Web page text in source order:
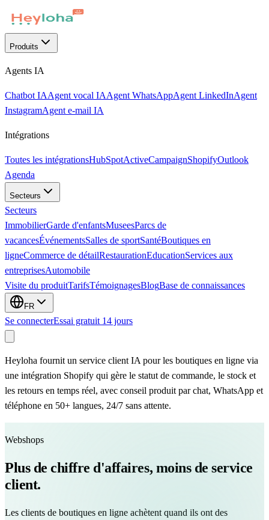
Produits
Agents IA
Chatbot IAAgent vocal IAAgent WhatsAppAgent LinkedInAgent
InstagramAgent e-mail IA
Intégrations
Toutes les intégrationsHubSpotActiveCampaignShopifyOutlook
Agenda
Secteurs
Secteurs
ImmobilierGarde d'enfantsMuseesParcs de
vacancesÉvénementsSalles de sportSantéBoutiques en
ligneCommerce de détailRestaurationEducationServices aux
entreprisesAutomobile
Visite du produitTarifsTémoignagesBlogBase de connaissances
FR
Se connecterEssai gratuit 14 jours
Heyloha fournit un service client IA pour les boutiques en ligne via
une intégration Shopify qui gère le statut de commande, le stock et
les retours en temps réel, avec conseil produit par chat, WhatsApp et
téléphone en 50+ langues, 24/7 sans attente.
Webshops
Plus de chiffre d'affaires, moins de service
client.
Les clients de boutiques en ligne achètent quand ils ont des